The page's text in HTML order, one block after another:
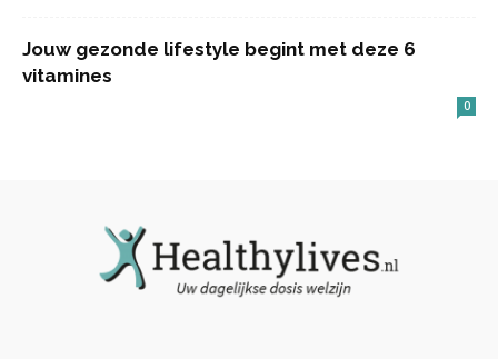
Jouw gezonde lifestyle begint met deze 6
vitamines
0